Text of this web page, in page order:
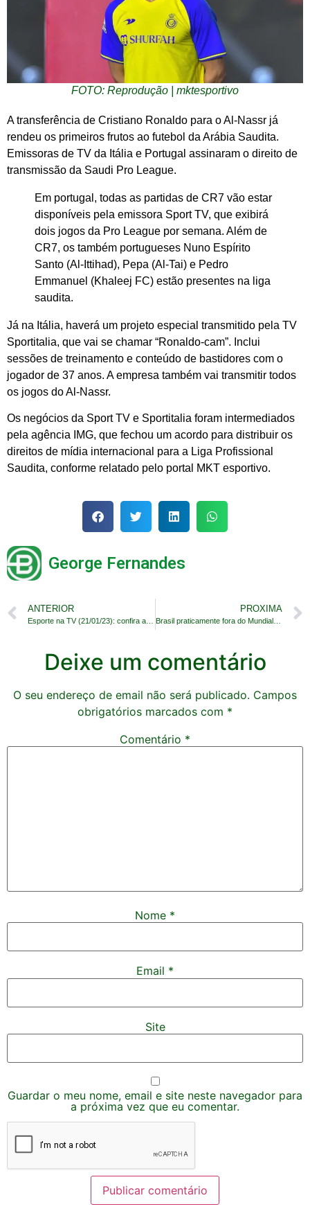
FOTO: Reprodução | mktesportivo
A transferência de Cristiano Ronaldo para o Al-Nassr já
rendeu os primeiros frutos ao futebol da Arábia Saudita.
Emissoras de TV da Itália e Portugal assinaram o direito de
transmissão da Saudi Pro League.
Em portugal, todas as partidas de CR7 vão estar
disponíveis pela emissora Sport TV, que exibirá
dois jogos da Pro League por semana. Além de
CR7, os também portugueses Nuno Espírito
Santo (Al-Ittihad), Pepa (Al-Tai) e Pedro
Emmanuel (Khaleej FC) estão presentes na liga
saudita.
Já na Itália, haverá um projeto especial transmitido pela TV
Sportitalia, que vai se chamar “Ronaldo-cam”. Inclui
sessões de treinamento e conteúdo de bastidores com o
jogador de 37 anos. A empresa também vai transmitir todos
os jogos do Al-Nassr.
Os negócios da Sport TV e Sportitalia foram intermediados
pela agência IMG, que fechou um acordo para distribuir os
direitos de mídia internacional para a Liga Profissional
Saudita, conforme relatado pelo portal MKT esportivo.
George Fernandes
ANTERIOR PROXIMA
Brasil praticamente fora do Mundial de Handebol
Deixe um comentário
O seu endereço de email não será publicado. Campos
obrigatórios marcados com *
Comentário *
Nome *
Email *
Site
Guardar o meu nome, email e site neste navegador para
a próxima vez que eu comentar.